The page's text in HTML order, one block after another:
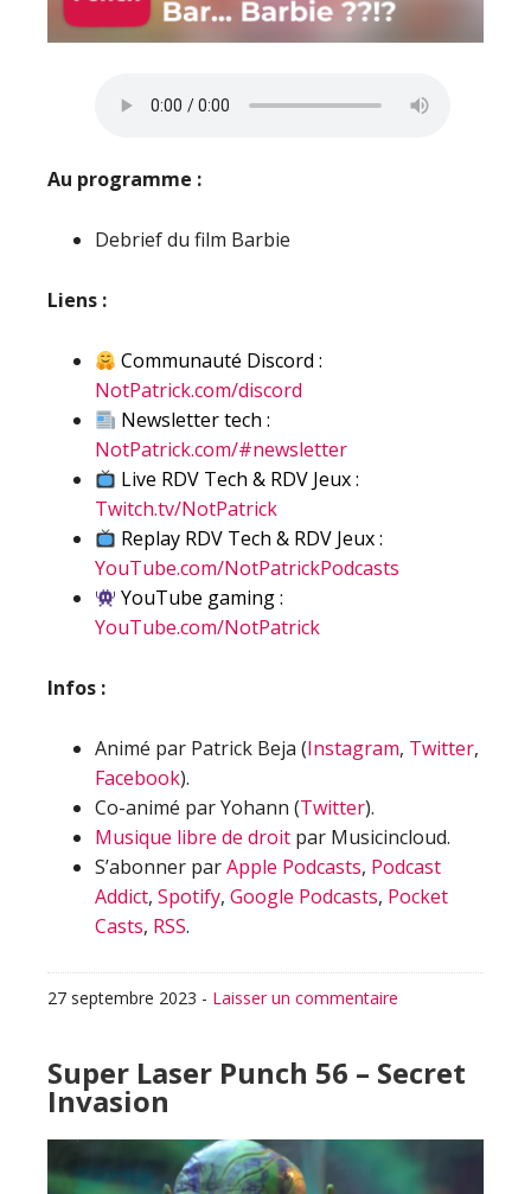
Au programme :
Debrief du film Barbie
Liens :
Communauté Discord :
NotPatrick.com/discord
Newsletter tech :
NotPatrick.com/#newsletter
Live RDV Tech & RDV Jeux :
Twitch.tv/NotPatrick
Replay RDV Tech & RDV Jeux :
YouTube.com/NotPatrickPodcasts
YouTube gaming :
YouTube.com/NotPatrick
Infos :
Animé par Patrick Beja (Instagram, Twitter,
Facebook).
Co-animé par Yohann (Twitter).
Musique libre de droit par Musicincloud.
S’abonner parApple Podcasts, Podcast
Addict, Spotify, Google Podcasts, Pocket
Casts, RSS.
27 septembre 2023 - Laisser un commentaire
Super Laser Punch 56 – Secret
Invasion